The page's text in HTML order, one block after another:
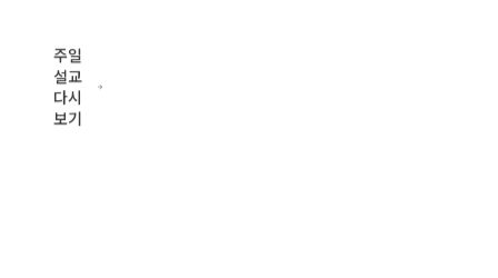
주일설
교 다
시보기